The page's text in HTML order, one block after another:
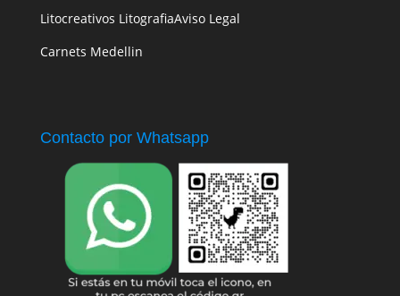
Litocreativos Litografia
Carnets Medellin
Aviso Legal
Contacto por Whatsapp